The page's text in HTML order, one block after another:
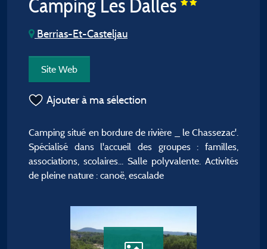
Camping Les Dalles
Berrias-Et-Casteljau
Site Web
Ajouter à ma sélection
Camping situé en bordure de rivière _ le Chassezac'.
Spécialisé dans l'accueil des groupes : familles,
associations, scolaires... Salle polyvalente. Activités
de pleine nature : canoë, escalade